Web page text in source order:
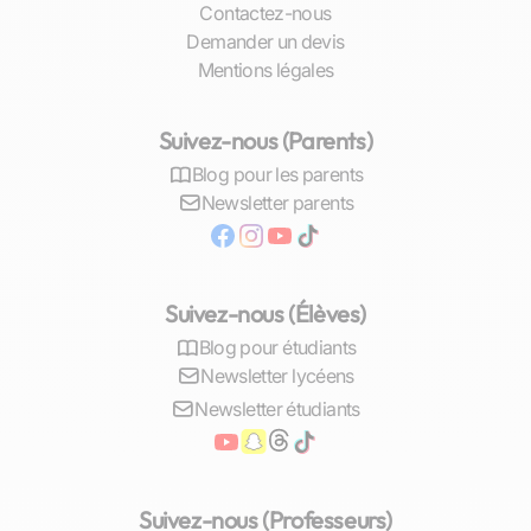
pour aider vos enfants à rester dans le rythme.
Ils offrent un accompagnement personnalisé,
permettant de répondre aux besoins spécifiques
Ces séances personnalisées permettent de
revoir et consolider les acquis, d'approfondir
les connaissances dans des matières clés, et de
travailler sur des points précis, améliorant ainsi
confiance en soi
De plus, le soutien scolaire est crucial dans les
périodes de préparation aux examens. Il aide les
élèves à organiser leurs révisions, à développer
des méthodes de travail efficaces, et à gérer
Contactez-nous
Demander un devis
Mentions légales
Suivez-nous (Parents)
Blog pour les parents
Newsletter parents
Suivez-nous (Élèves)
Blog pour étudiants
Newsletter lycéens
Newsletter étudiants
Suivez-nous (Professeurs)